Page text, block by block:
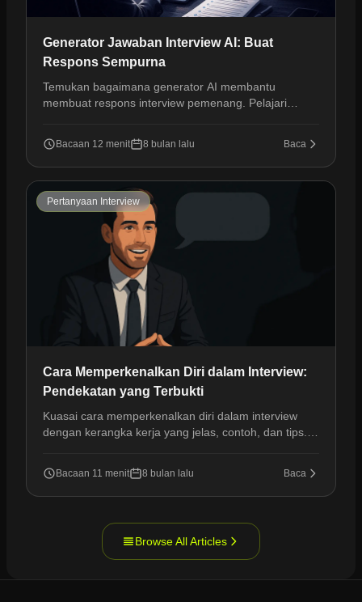
Generator Jawaban Interview AI: Buat
Respons Sempurna
Temukan bagaimana generator AI membantu
membuat respons interview pemenang. Pelajari
Bacaan 12 menit 8 bulan lalu Baca
Pertanyaan Interview
Cara Memperkenalkan Diri dalam Interview:
Pendekatan yang Terbukti
Kuasai cara memperkenalkan diri dalam interview
dengan kerangka kerja yang jelas, contoh, dan tips.
Bacaan 11 menit 8 bulan lalu Baca
Browse All Articles